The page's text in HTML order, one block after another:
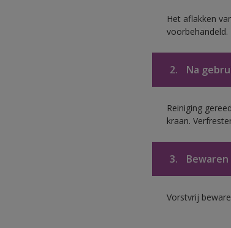
Het aflakken
voorbehandeld.
2. Na
Reiniging
kraan.
3. Bewaren
Vorstvrij